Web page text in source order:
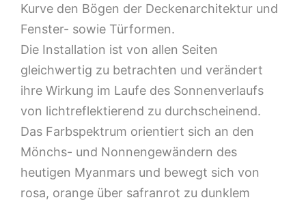
Kurve den Bögen der Deckenarchitektur und
Fenster- sowie Türformen.
Die Installation ist von allen Seiten
gleichwertig zu betrachten und verändert
ihre Wirkung im Laufe des Sonnenverlaufs
von lichtreflektierend zu durchscheinend.
Das Farbspektrum orientiert sich an den
Mönchs- und Nonnengewändern des
heutigen Myanmars und bewegt sich von
rosa, orange über safranrot zu dunklem